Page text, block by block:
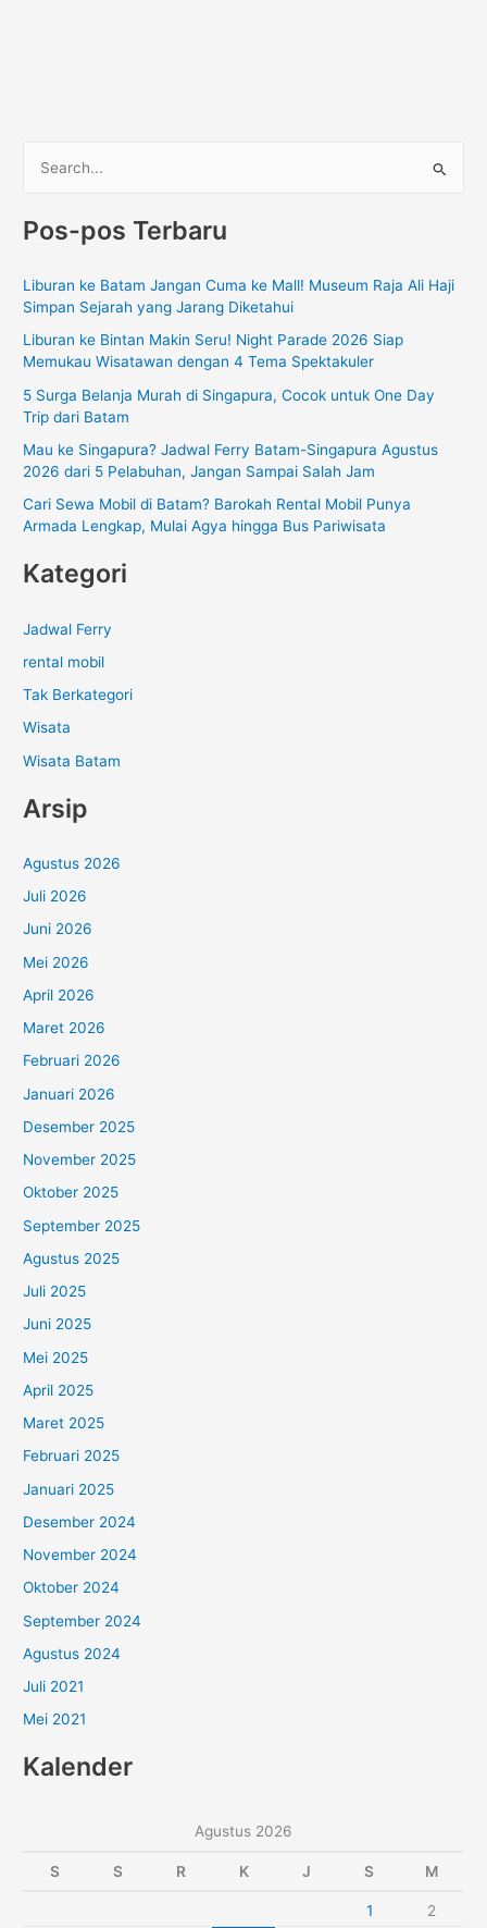
r
u
n
t
Pos-pos Terbaru
Liburan ke Batam Jangan Cuma ke Mall! Museum Raja Ali Haji
Simpan Sejarah yang Jarang Diketahui
Liburan ke Bintan Makin Seru! Night Parade 2026 Siap
Memukau Wisatawan dengan 4 Tema Spektakuler
5 Surga Belanja Murah di Singapura, Cocok untuk One Day
Trip dari Batam
Mau ke Singapura? Jadwal Ferry Batam-Singapura Agustus
2026 dari 5 Pelabuhan, Jangan Sampai Salah Jam
Cari Sewa Mobil di Batam? Barokah Rental Mobil Punya
Armada Lengkap, Mulai Agya hingga Bus Pariwisata
Kategori
Jadwal Ferry
rental mobil
Tak Berkategori
Wisata
Wisata Batam
Arsip
Agustus 2026
Juli 2026
Juni 2026
Mei 2026
April 2026
Maret 2026
Februari 2026
Januari 2026
Desember 2025
November 2025
Oktober 2025
September 2025
Agustus 2025
Juli 2025
Juni 2025
Mei 2025
April 2025
Maret 2025
Februari 2025
Januari 2025
Desember 2024
November 2024
Oktober 2024
September 2024
Agustus 2024
Juli 2021
Mei 2021
Kalender
Agustus 2026
S S R K J S M
1 2